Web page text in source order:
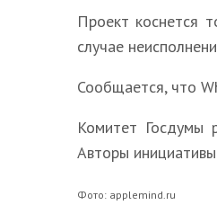
Проект коснется
случае
Сообщается, что
Комитет Госдумы
Авторы
Фото: applemind.ru